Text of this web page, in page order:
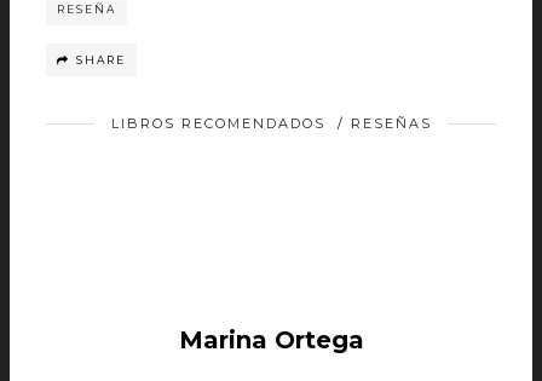
RESEÑA
SHARE
LIBROS RECOMENDADOS / RESEÑAS
Marina Ortega